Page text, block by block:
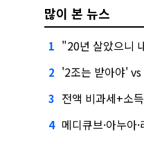
많이 본 뉴스
1 "20년 살았으니
2 '2조는 받아야' vs '너
3 전액 비과세+소
4 메디큐브·아누아·